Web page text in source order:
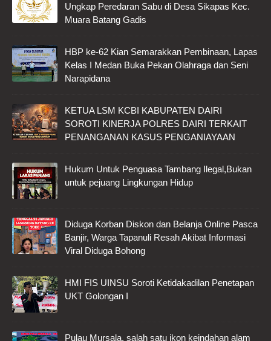
Ungkap Peredaran Sabu di Desa Sikapas Kec.
Muara Batang Gadis
HBP ke-62 Kian Semarakkan Pembinaan, Lapas
Kelas I Medan Buka Pekan Olahraga dan Seni
Narapidana
KETUA LSM KCBI KABUPATEN DAIRI
SOROTI KINERJA POLRES DAIRI TERKAIT
PENANGANAN KASUS PENGANIAYAAN
Hukum Untuk Penguasa Tambang Ilegal,Bukan
untuk pejuang Lingkungan Hidup
Diduga Korban Diskon dan Belanja Online Pasca
Banjir, Warga Tapanuli Resah Akibat Informasi
Viral Diduga Bohong
HMI FIS UINSU Soroti Ketidakadilan Penetapan
UKT Golongan I
Pulau Mursala, salah satu ikon keindahan alam